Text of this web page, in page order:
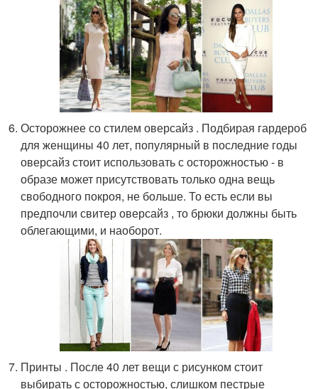
Осторожнее со стилем оверсайз . Подбирая гардероб
для женщины 40 лет, популярный в последние годы
оверсайз стоит использовать с осторожностью - в
образе может присутствовать только одна вещь
свободного покроя, не больше. То есть если вы
предпочли свитер оверсайз , то брюки должны быть
облегающими, и наоборот.
Принты . После 40 лет вещи с рисунком стоит
выбирать с осторожностью, слишком пестрые